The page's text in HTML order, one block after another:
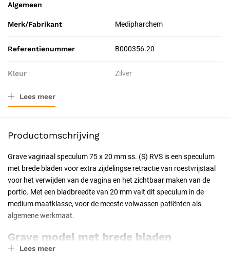
Algemeen
Merk/Fabrikant Medipharchem
Referentienummer B000356.20
Kleur Zilver
Materiaal
Resorbeerbaar (hechtdraad) Nee
Geschiktheid
Herbruikbaar, Steriliseerbaar,
Professioneel, Latexvrij
Uitvoering Niet steriel
Lees meer
Productomschrijving
Grave vaginaal speculum 75 x 20 mm ss. (S) RVS is een speculum
met brede bladen voor extra zijdelingse retractie van roestvrijstaal
voor het verwijden van de vagina en het zichtbaar maken van de
portio. Met een bladbreedte van 20 mm valt dit speculum in de
medium maatklasse, voor de meeste volwassen patiënten als
algemene werkmaat.
Grave model met brede bladen
Het Grave model (Graves) heeft bredere bladen dan het Cusco
Lees meer